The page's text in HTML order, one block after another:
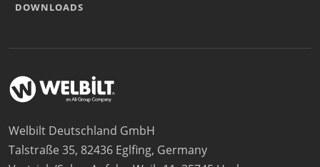
DOWNLOADS
Welbilt Deutschland GmbH
Talstraße 35, 82436 Eglfing, Germany